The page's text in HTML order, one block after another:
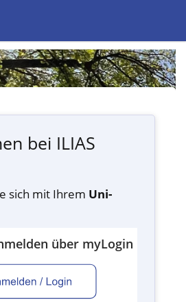
bei ILIAS
sich mit Ihrem Uni-
über myLogin